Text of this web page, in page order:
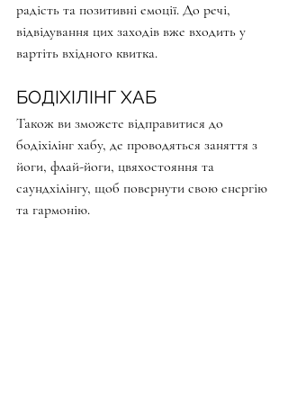
радість та позитивні емоції. До речі,
відвідування цих заходів вже входить у
вартіть вхідного квитка.
БОДІХІЛІНГ ХАБ
Також ви зможете відправитися до
бодіхілінг хабу, де проводяться заняття з
йоги, флай-йоги, цвяхостояння та
саундхілінгу, щоб повернути свою енергію
та гармонію.